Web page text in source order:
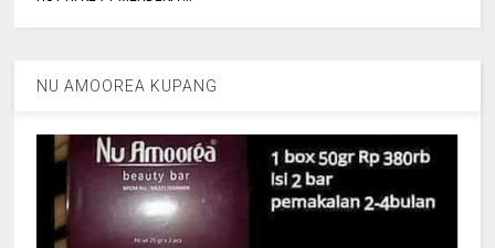
NU AMOOREA KUPANG